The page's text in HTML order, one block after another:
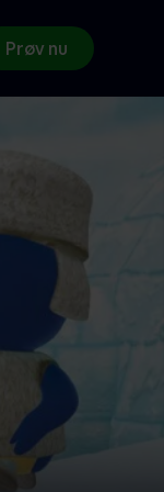
Prøv nu